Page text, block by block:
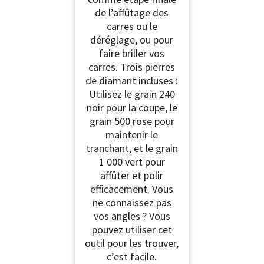
de l’affûtage des
carres ou le
déréglage, ou pour
faire briller vos
carres. Trois pierres
de diamant incluses :
Utilisez le grain 240
noir pour la coupe, le
grain 500 rose pour
maintenir le
tranchant, et le grain
1 000 vert pour
affûter et polir
efficacement. Vous
ne connaissez pas
vos angles ? Vous
pouvez utiliser cet
outil pour les trouver,
c’est facile.